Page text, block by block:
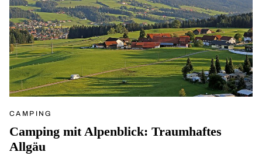
CAMPING
Camping mit Alpenblick: Traumhaftes
Allgäu